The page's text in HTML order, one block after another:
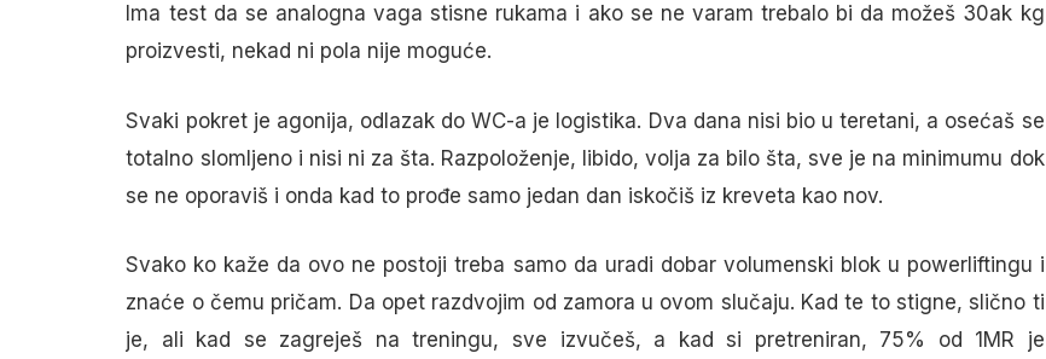
Ima test da se analogna vaga stisne rukama i ako se ne varam trebalo bi da možeš 30ak kg
proizvesti, nekad ni pola nije moguće.
Svaki pokret je agonija, odlazak do WC-a je logistika. Dva dana nisi bio u teretani, a osećaš se
totalno slomljeno i nisi ni za šta. Razpoloženje, libido, volja za bilo šta, sve je na minimumu dok
se ne oporaviš i onda kad to prođe samo jedan dan iskočiš iz kreveta kao nov.
Svako ko kaže da ovo ne postoji treba samo da uradi dobar volumenski blok u powerliftingu i
znaće o čemu pričam. Da opet razdvojim od zamora u ovom slučaju. Kad te to stigne, slično ti
je, ali kad se zagreješ na treningu, sve izvučeš, a kad si pretreniran, 75% od 1MR je